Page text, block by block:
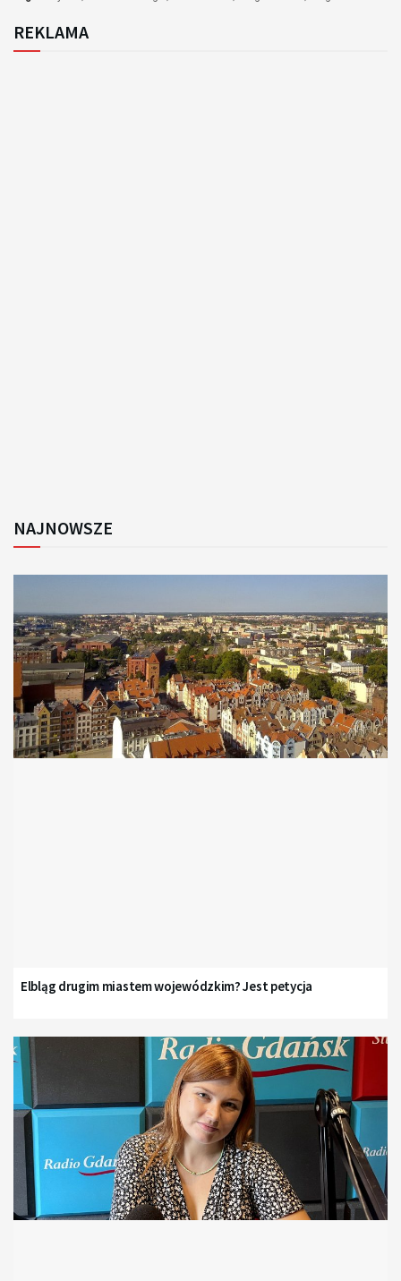
REKLAMA
NAJNOWSZE
Elbląg drugim miastem wojewódzkim? Jest petycja